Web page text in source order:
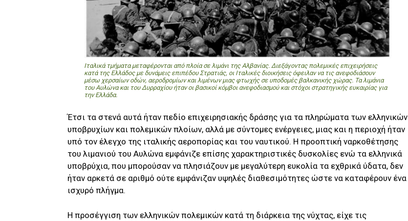
Ιταλικά τμήματα μεταφέρονται από πλοία σε λιμάνι της Αλβανίας. Διεξάγοντας πολεμικές επιχειρήσεις
κατά της Ελλάδος με δυνάμεις επιπέδου Στρατιάς, οι Ιταλικές διοικήσεις όφειλαν να τις ανεφοδιάσουν
μέσω χερσαίων οδών, αεροδρομίων και λιμένων μιας φτωχής σε υποδομές βαλκανικής χώρας. Τα λιμάνια
του Αυλώνα και του Δυρραχίου ήταν οι βασικοί κόμβοι ανεφοδιασμού και στόχοι στρατηγικής ευκαιρίας για
την Ελλάδα.
Έτσι τα στενά αυτά ήταν πεδίο επιχειρησιακής δράσης για τα πληρώματα των ελληνικών
υποβρυχίων και πολεμικών πλοίων, αλλά με σύντομες ενέργειες, μιας και η περιοχή ήταν
υπό τον έλεγχο της ιταλικής αεροπορίας και του ναυτικού. Η προοπτική ναρκοθέτησης
του λιμανιού του Αυλώνα εμφάνιζε επίσης χαρακτηριστικές δυσκολίες ενώ τα ελληνικά
υποβρύχια, που μπορούσαν να πλησιάζουν με μεγαλύτερη ευκολία τα εχθρικά ύδατα, δεν
ήταν αρκετά σε αριθμό ούτε εμφάνιζαν υψηλές διαθεσιμότητες ώστε να καταφέρουν ένα
ισχυρό πλήγμα.
Η προσέγγιση των ελληνικών πολεμικών κατά τη διάρκεια της νύχτας, είχε τις